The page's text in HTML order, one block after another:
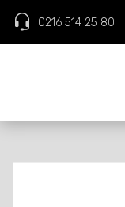
0216 514 25 80